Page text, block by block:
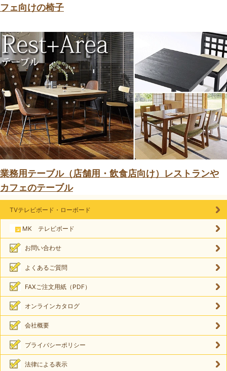
フェ向けの椅子
業務用テーブル（店舗用・飲食店向け）レストランや
カフェのテーブル
TVテレビボード・ローボード
MK テレビボード
お問い合わせ
よくあるご質問
FAXご注文用紙（PDF）
オンラインカタログ
会社概要
プライバシーポリシー
法律による表示